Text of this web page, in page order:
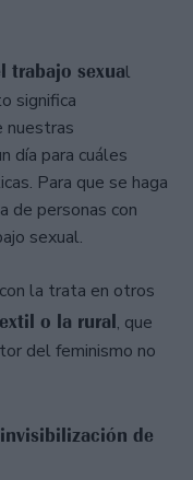
trabajo sexual
significa
nuestras
día para cuáles
Para que se haga
de personas con
sexual.
la trata en otros
o la rural, que
del feminismo no
de